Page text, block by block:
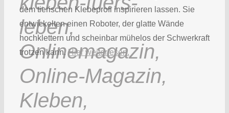
dem tierischen Klebeprofi inspirieren lassen. Sie
entwickelten einen Roboter, der glatte Wände
hochklettern und scheinbar mühelos der Schwerkraft
trotzen kann.Hier weiterlesen.